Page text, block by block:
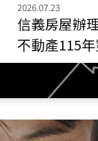
115
台北
115年
台北
2026.07.23
信義房屋辦
不動產115